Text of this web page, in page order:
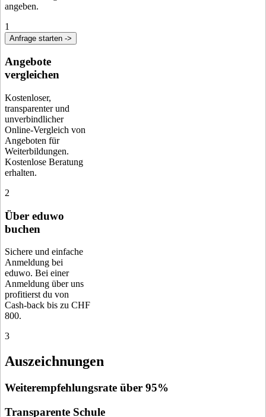
angeben.
1
Anfrage starten ->
Angebote
vergleichen
Kostenloser,
transparenter und
unverbindlicher
Online-Vergleich von
Angeboten für
Weiterbildungen.
Kostenlose Beratung
erhalten.
2
Über eduwo
buchen
Sichere und einfache
Anmeldung bei
eduwo. Bei einer
Anmeldung über uns
profitierst du von
Cash-back bis zu CHF
800.
3
Auszeichnungen
Weiterempfehlungsrate über 95%
Transparente Schule